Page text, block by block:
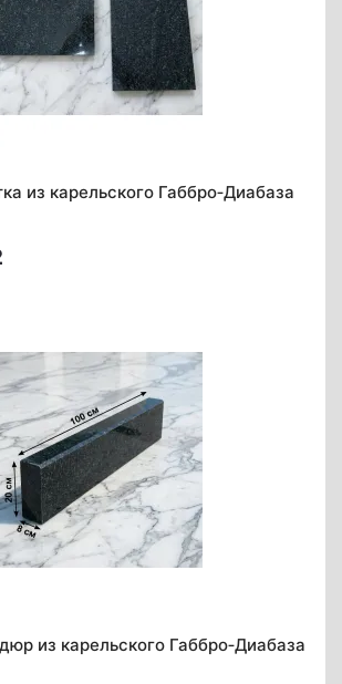
из карельского Габбро‑Диабаза
из карельского Габбро‑Диабаза